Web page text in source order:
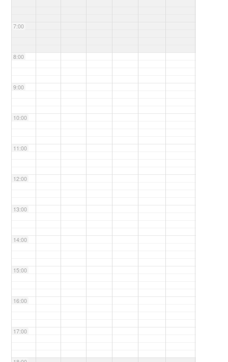
7:00
8:00
9:00
10:00
11:00
12:00
13:00
14:00
15:00
16:00
17:00